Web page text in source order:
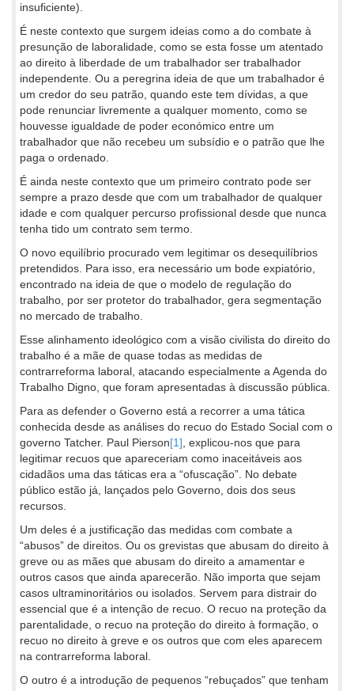
insuficiente).
É neste contexto que surgem ideias como a do combate à
presunção de laboralidade, como se esta fosse um atentado
ao direito à liberdade de um trabalhador ser trabalhador
independente. Ou a peregrina ideia de que um trabalhador é
um credor do seu patrão, quando este tem dívidas, a que
pode renunciar livremente a qualquer momento, como se
houvesse igualdade de poder económico entre um
trabalhador que não recebeu um subsídio e o patrão que lhe
paga o ordenado.
É ainda neste contexto que um primeiro contrato pode ser
sempre a prazo desde que com um trabalhador de qualquer
idade e com qualquer percurso profissional desde que nunca
tenha tido um contrato sem termo.
O novo equilíbrio procurado vem legitimar os desequilíbrios
pretendidos. Para isso, era necessário um bode expiatório,
encontrado na ideia de que o modelo de regulação do
trabalho, por ser protetor do trabalhador, gera segmentação
no mercado de trabalho.
Esse alinhamento ideológico com a visão civilista do direito do
trabalho é a mãe de quase todas as medidas de
contrarreforma laboral, atacando especialmente a Agenda do
Trabalho Digno, que foram apresentadas à discussão pública.
Para as defender o Governo está a recorrer a uma tática
conhecida desde as análises do recuo do Estado Social com o
governo Tatcher. Paul Pierson[1] , explicou-nos que para
legitimar recuos que apareceriam como inaceitáveis aos
cidadãos uma das táticas era a “ofuscação”. No debate
público estão já, lançados pelo Governo, dois dos seus
recursos.
Um deles é a justificação das medidas com combate a
“abusos” de direitos. Ou os grevistas que abusam do direito à
greve ou as mães que abusam do direito a amamentar e
outros casos que ainda aparecerão. Não importa que sejam
casos ultraminoritários ou isolados. Servem para distrair do
essencial que é a intenção de recuo. O recuo na proteção da
parentalidade, o recuo na proteção do direito à formação, o
recuo no direito à greve e os outros que com eles aparecem
na contrarreforma laboral.
O outro é a introdução de pequenos “rebuçados” que tenham